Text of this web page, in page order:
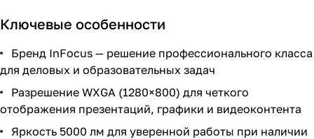
Ключевые особенности
Бренд InFocus — решение профессионального класса
для деловых и образовательных задач
Разрешение WXGA (1280×800) для четкого
отображения презентаций, графики и видеоконтента
Яркость 5000 лм для уверенной работы при наличии